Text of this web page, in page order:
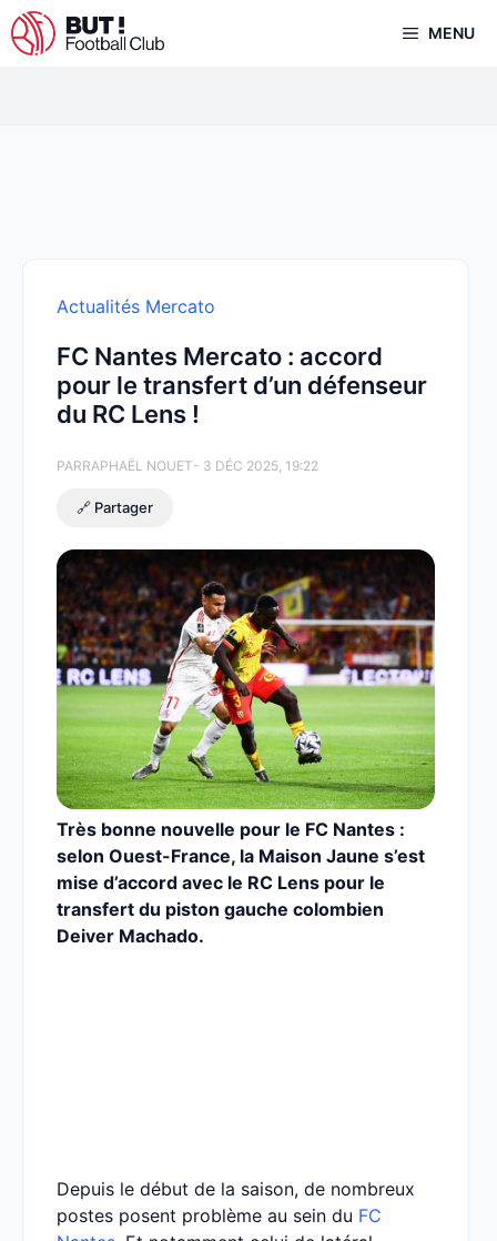
Aller
au
MENU
Actualités Mercato
FC Nantes Mercato : accord
pour le transfert d’un défenseur
du RC Lens !
PARRAPHAËL NOUET- 3 DÉC 2025, 19:22
🔗 Partager
Très bonne nouvelle pour le FC Nantes :
selon Ouest-France, la Maison Jaune s’est
mise d’accord avec le RC Lens pour le
transfert du piston gauche colombien
Deiver Machado.
Depuis le début de la saison, de nombreux
postes posent problème au sein du FC